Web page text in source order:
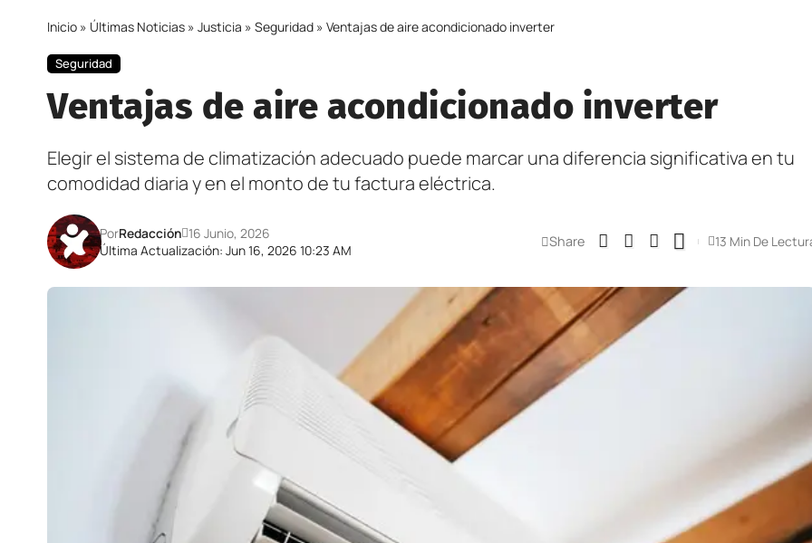
Inicio » Últimas Noticias » Justicia » Seguridad » Ventajas de aire acondicionado inverter
Seguridad
Ventajas de aire acondicionado inverter
Elegir el sistema de climatización adecuado puede marcar una diferencia significativa en tu
comodidad diaria y en el monto de tu factura eléctrica.
Última Actualización: Jun 16, 2026 10:23 AM
PorRedacción 16 Junio, 2026 Share 13 Min De